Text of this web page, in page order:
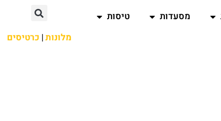
מסעדות
טיסות
מלונות| כרטיסים